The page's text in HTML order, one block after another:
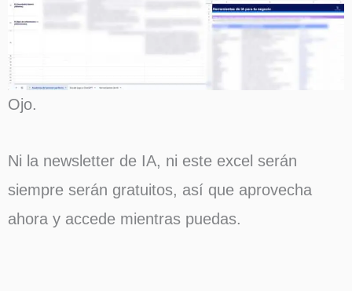
Ojo.
Ni la newsletter de IA, ni este excel serán
siempre serán gratuitos, así que aprovecha
ahora y accede mientras puedas.